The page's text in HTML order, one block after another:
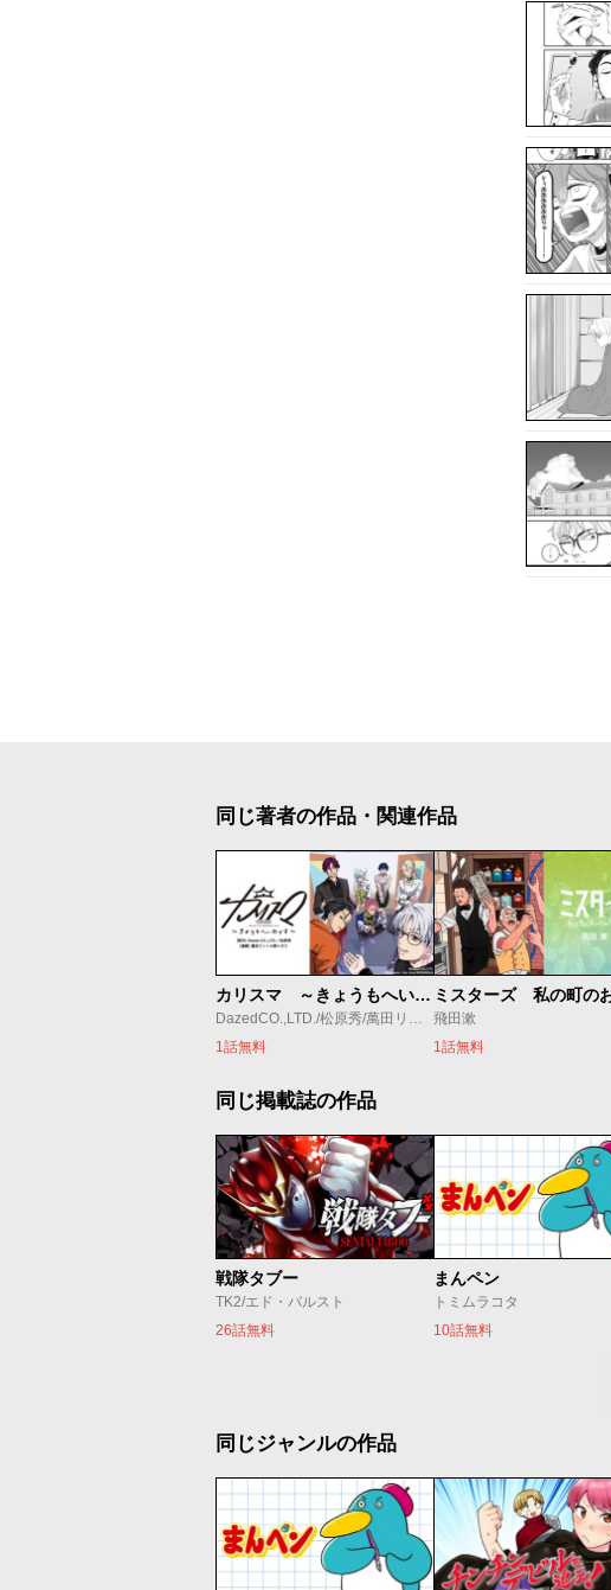
同じ著者の作品・関連作品
カリスマ ～きょうもへいわです～
1話無料
飛田漱
1話無料
同じ掲載誌の作品
戦隊タブー
TK2/エド・バルスト
26話無料
まんペン
トミムラコタ
10話無料
同じジャンルの作品